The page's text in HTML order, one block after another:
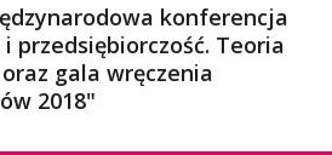
konferencja
przedsiębiorczość. Teoria
gala wręczenia
2018"